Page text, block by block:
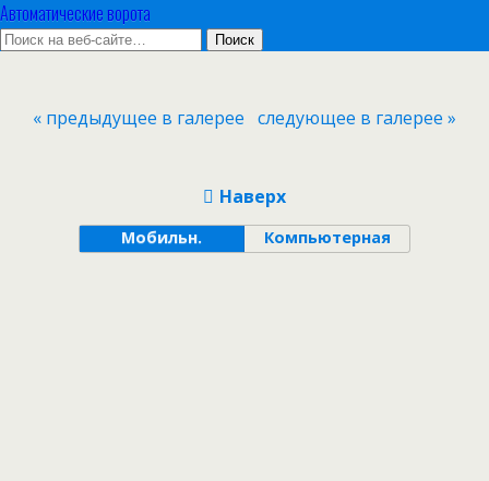
Автоматические ворота
« предыдущее в галерее следующее в галерее »
Наверх
Мобильн. Компьютерная